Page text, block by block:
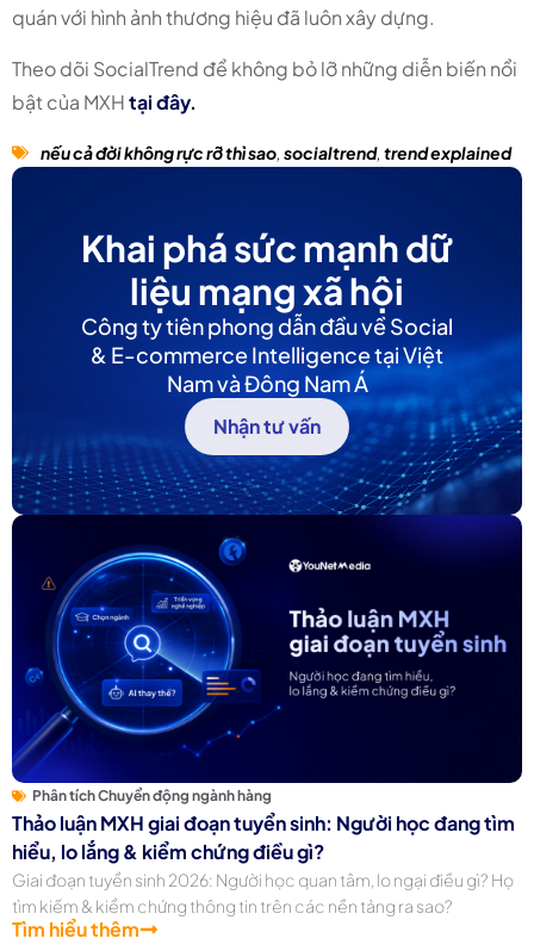
quán với hình ảnh thương hiệu đã luôn xây dựng.
Theo dõi SocialTrend để không bỏ lỡ những diễn biến nổi
bật của MXHtại đây.
nếu cả đời không rực rỡ thì sao, socialtrend, trend explained
Khai phá sức mạnh dữ
liệu mạng xã hội
Công ty tiên phong dẫn đầu về Social
& E-commerce Intelligence tại Việt
Nam và Đông Nam Á
Nhận tư vấn
Phân tích Chuyển động ngành hàng
Thảo luận MXH giai đoạn tuyển sinh: Người học đang tìm
hiểu, lo lắng & kiểm chứng điều gì?
Giai đoạn tuyển sinh 2026: Người học quan tâm, lo ngại điều gì? Họ
tìm kiếm & kiểm chứng thông tin trên các nền tảng ra sao?
Tìm hiểu thêm